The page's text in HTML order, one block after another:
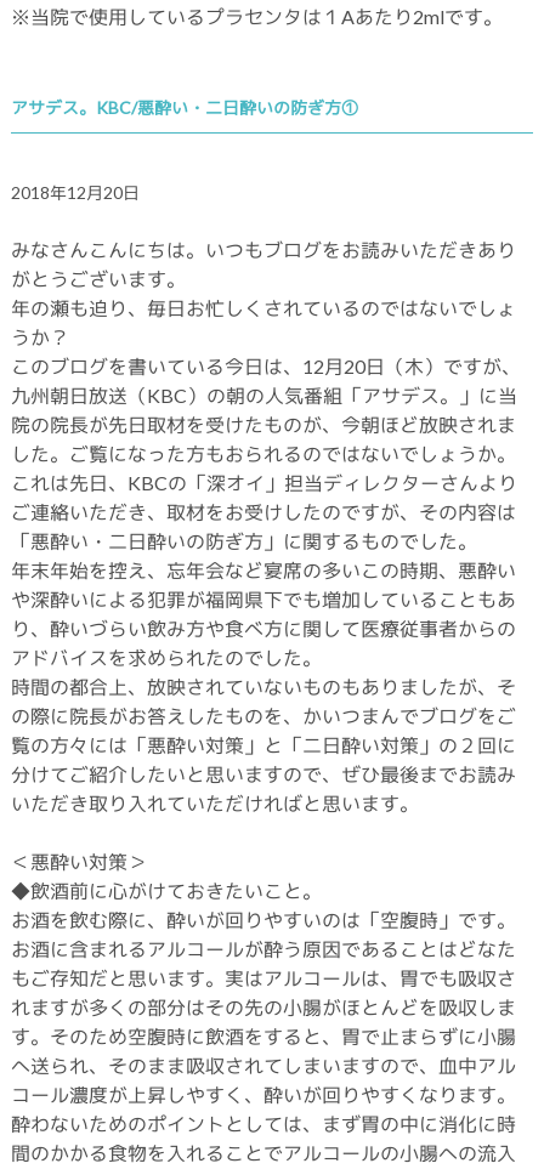
※当院で使用しているプラセンタは１Aあたり2mlです。
アサデス。KBC/悪酔い・二日酔いの防ぎ方①
2018年12月20日
みなさんこんにちは。いつもブログをお読みいただきあり
がとうございます。
年の瀬も迫り、毎日お忙しくされているのではないでしょ
うか？
このブログを書いている今日は、12月20日（木）ですが、
九州朝日放送（KBC）の朝の人気番組「アサデス。」に当
院の院長が先日取材を受けたものが、今朝ほど放映されま
した。ご覧になった方もおられるのではないでしょうか。
これは先日、KBCの「深オイ」担当ディレクターさんより
ご連絡いただき、取材をお受けしたのですが、その内容は
「悪酔い・二日酔いの防ぎ方」に関するものでした。
年末年始を控え、忘年会など宴席の多いこの時期、悪酔い
や深酔いによる犯罪が福岡県下でも増加していることもあ
り、酔いづらい飲み方や食べ方に関して医療従事者からの
アドバイスを求められたのでした。
時間の都合上、放映されていないものもありましたが、そ
の際に院長がお答えしたものを、かいつまんでブログをご
覧の方々には「悪酔い対策」と「二日酔い対策」の２回に
分けてご紹介したいと思いますので、ぜひ最後までお読み
いただき取り入れていただければと思います。
＜悪酔い対策＞
◆飲酒前に心がけておきたいこと。
お酒を飲む際に、酔いが回りやすいのは「空腹時」です。
お酒に含まれるアルコールが酔う原因であることはどなた
もご存知だと思います。実はアルコールは、胃でも吸収さ
れますが多くの部分はその先の小腸がほとんどを吸収しま
す。そのため空腹時に飲酒をすると、胃で止まらずに小腸
へ送られ、そのまま吸収されてしまいますので、血中アル
コール濃度が上昇しやすく、酔いが回りやすくなります。
酔わないためのポイントとしては、まず胃の中に消化に時
間のかかる食物を入れることでアルコールの小腸への流入